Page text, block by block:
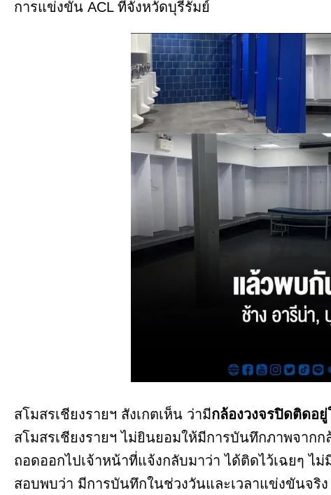
การแข่งขัน ACL ที่จังหวัดบุรีรัมย์
สโมสรเชียงรายฯ สังเกตเห็น ว่ามีกล้องวงจรปิดติดอ
สโมสรเชียงรายฯ ไม่ยินยอมให้มีการบันทึกภาพจาก
ถอดออกไปเจ้าหน้าที่แจ้งกลับมาว่า ได้ติดไว้เฉยๆ ไ
สอบพบว่า มีการบันทึกในช่วงวันและเวลาแข่งขันจริง